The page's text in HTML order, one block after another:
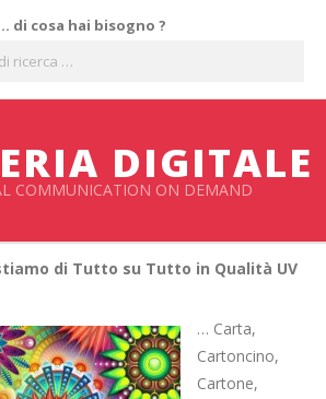
di cosa hai bisogno ?
DIGITALE
COMMUNICATION ON DEMAND
di Tutto su Tutto in Qualità UV
… Carta,
Cartoncino,
Cartone,